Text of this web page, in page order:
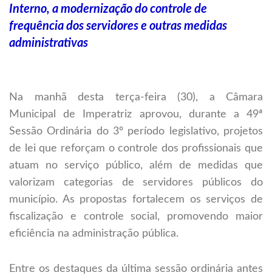
Interno, a modernização do controle de
frequência dos servidores e outras medidas
administrativas
Na manhã desta terça-feira (30), a Câmara
Municipal de Imperatriz aprovou, durante a 49ª
Sessão Ordinária do 3º período legislativo, projetos
de lei que reforçam o controle dos profissionais que
atuam no serviço público, além de medidas que
valorizam categorias de servidores públicos do
município. As propostas fortalecem os serviços de
fiscalização e controle social, promovendo maior
eficiência na administração pública.
Entre os destaques da última sessão ordinária antes